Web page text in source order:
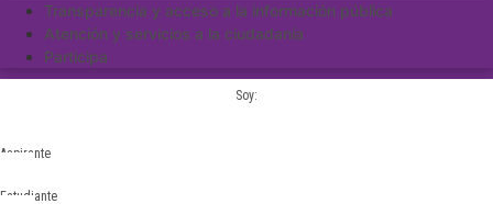
Transparencia y acceso a la información pública
Atención y servicios a la ciudadanía
Participa
Soy:
Aspirante
Estudiante